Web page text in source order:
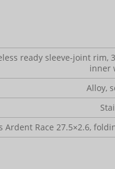
ready sleeve-joint rim,
inner
Alloy,
Ardent Race 27.5×2.6,